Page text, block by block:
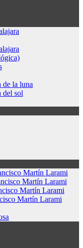
de la luna
del sol
Martín Larami
Martín Larami
Martín Larami
Martín Larami